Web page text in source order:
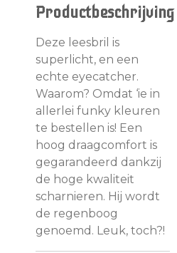
Productbeschrijving
Deze leesbril is
superlicht, en een
echte eyecatcher.
Waarom? Omdat ‘ie in
allerlei funky kleuren
te bestellen is! Een
hoog draagcomfort is
gegarandeerd dankzij
de hoge kwaliteit
scharnieren. Hij wordt
de regenboog
genoemd. Leuk, toch?!